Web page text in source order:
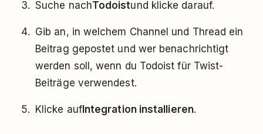
Suche nachTodoistund klicke darauf.
Gib an, in welchem Channel und Thread ein
Beitrag gepostet und wer benachrichtigt
werden soll, wenn du Todoist für Twist-
Beiträge verwendest.
Klicke aufIntegration installieren.